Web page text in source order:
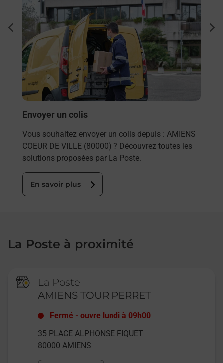
Envoyer un colis
Vous souhaitez envoyer un colis depuis : AMIENS
COEUR DE VILLE (80000) ? Découvrez toutes les
solutions proposées par La Poste.
En savoir plus
La Poste à proximité
La Poste
AMIENS TOUR PERRET
Fermé -ouvre lundi à 09h00
35 PLACE ALPHONSE FIQUET
80000 AMIENS